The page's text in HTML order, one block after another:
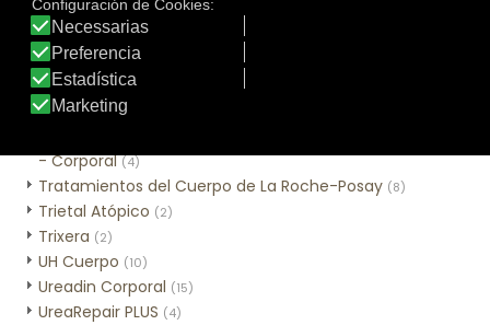
Sweet Lemon (3)
Tar-Plus (2)
Thé des Vignes
Time Control Corporal
Tratamiento tópico
- Corporal (4)
Tratamientos del Cuerpo de La Roche-Posay (8)
Trietal Atópico (2)
Trixera (2)
UH Cuerpo (10)
Ureadin Corporal (15)
UreaRepair PLUS (4)